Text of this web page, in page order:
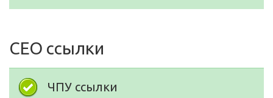
СЕО ссылки
ЧПУ ссылки